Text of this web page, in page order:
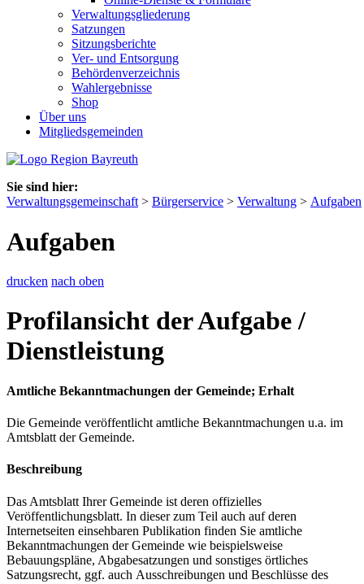
Verwaltungsgliederung
Satzungen
Sitzungsberichte
Ver- und Entsorgung
Behördenverzeichnis
Wahlergebnisse
Shop
Über uns
Mitgliedsgemeinden
Sie sind hier:
Verwaltungsgemeinschaft > Bürgerservice > Verwaltung > Aufgaben
Aufgaben
drucken nach oben
Profilansicht der Aufgabe /
Dienstleistung
Amtliche Bekanntmachungen der Gemeinde; Erhalt
Die Gemeinde veröffentlicht amtliche Bekanntmachungen u.a. im
Amtsblatt der Gemeinde.
Beschreibung
Das Amtsblatt Ihrer Gemeinde ist deren offizielles
Veröffentlichungsblatt. In dieser zum Teil auch auf deren
Internetseiten einsehbaren Publikation finden Sie amtliche
Bekanntmachungen der Gemeinde wie beispielsweise
Bebauungspläne, Abgabesatzungen und sonstiges örtliches
Satzungsrecht, ggf. auch Ausschreibungen und Beschlüsse des